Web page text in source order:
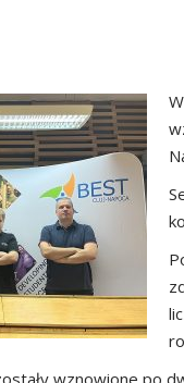
wznowione po